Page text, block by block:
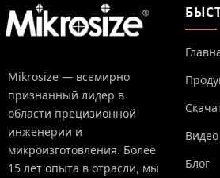
Mikrosize — всемирно
признанный лидер в
области прецизионной
инженерии и
микроизготовления. Более
15 лет опыта в отрасли, мы
Видео
Блог